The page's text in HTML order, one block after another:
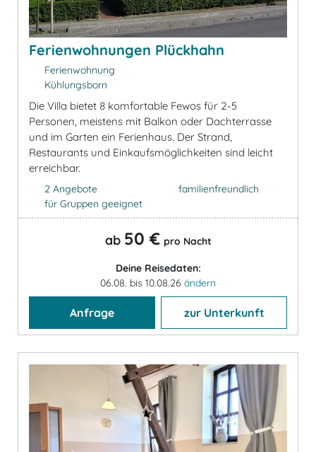
Ferienwohnungen Plückhahn
Ferienwohnung
Kühlungsborn
Die Villa bietet 8 komfortable Fewos für 2-5
Personen, meistens mit Balkon oder Dachterrasse
und im Garten ein Ferienhaus. Der Strand,
Restaurants und Einkaufsmöglichkeiten sind leicht
erreichbar.
2 Angebote
für Gruppen geeignet
familienfreundlich
ab 50 € pro Nacht
Deine Reisedaten:
06.08. bis 10.08.26 ändern
Anfrage zur Unterkunft